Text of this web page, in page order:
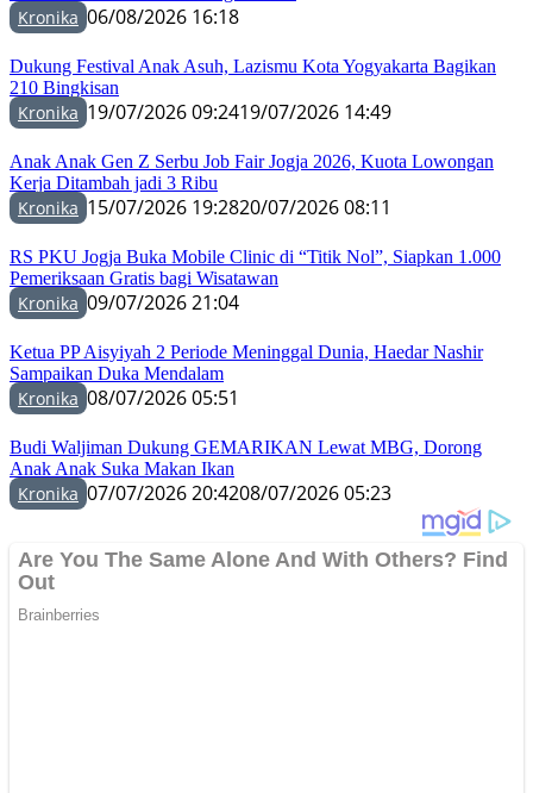
Kronika 06/08/2026 16:18
Dukung Festival Anak Asuh, Lazismu Kota Yogyakarta Bagikan
210 Bingkisan
Kronika 19/07/2026 09:2419/07/2026 14:49
Anak Anak Gen Z Serbu Job Fair Jogja 2026, Kuota Lowongan
Kerja Ditambah jadi 3 Ribu
Kronika 15/07/2026 19:2820/07/2026 08:11
RS PKU Jogja Buka Mobile Clinic di “Titik Nol”, Siapkan 1.000
Pemeriksaan Gratis bagi Wisatawan
Kronika 09/07/2026 21:04
Ketua PP Aisyiyah 2 Periode Meninggal Dunia, Haedar Nashir
Sampaikan Duka Mendalam
Kronika 08/07/2026 05:51
Budi Waljiman Dukung GEMARIKAN Lewat MBG, Dorong
Anak Anak Suka Makan Ikan
Kronika 07/07/2026 20:4208/07/2026 05:23